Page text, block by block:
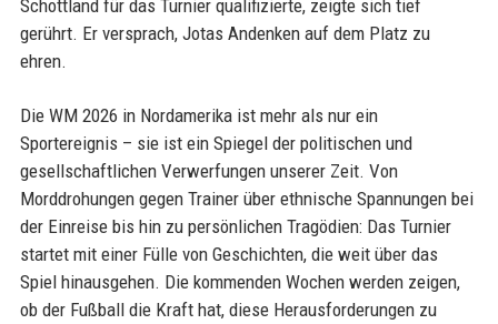
Schottland für das Turnier qualifizierte, zeigte sich tief
gerührt. Er versprach, Jotas Andenken auf dem Platz zu
ehren.
Die WM 2026 in Nordamerika ist mehr als nur ein
Sportereignis – sie ist ein Spiegel der politischen und
gesellschaftlichen Verwerfungen unserer Zeit. Von
Morddrohungen gegen Trainer über ethnische Spannungen bei
der Einreise bis hin zu persönlichen Tragödien: Das Turnier
startet mit einer Fülle von Geschichten, die weit über das
Spiel hinausgehen. Die kommenden Wochen werden zeigen,
ob der Fußball die Kraft hat, diese Herausforderungen zu